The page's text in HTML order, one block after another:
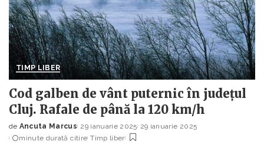
TIMP LIBER
Cod galben de vânt puternic în județul
Cluj. Rafale de până la 120 km/h
Posted
by
de Ancuta Marcus 29 ianuarie 2025 29 ianuarie 2025
minute durată citire Timp liber